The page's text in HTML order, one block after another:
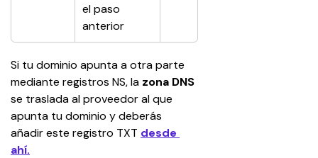
el paso
anterior
Si tu dominio apunta a otra parte
mediante registros NS, la zona DNS
se traslada al proveedor al que
apunta tu dominio y deberás
añadir este registro TXT desde
ahí.